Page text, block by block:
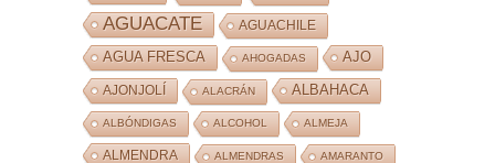
AGUACATE AGUACHILE
AGUA FRESCA AHOGADAS AJO
AJONJOLÍ ALACRÁN ALBAHACA
ALBÓNDIGAS ALCOHOL ALMEJA
ALMENDRA ALMENDRAS AMARANTO